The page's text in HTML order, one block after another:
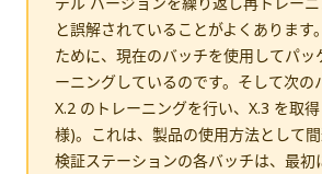
と誤解されていることがよくあります
ために、現在のバッチを使用してパッ
ーニングしているのです。そして次の
X.2 のトレーニングを行い、X.3 を取
様)。これは、製品の使用方法として間
検証ステーションの各バッチは、最初